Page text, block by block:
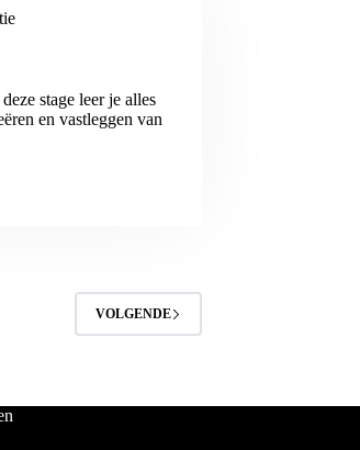
stage leer je alles
en vastleggen van
VOLGENDE